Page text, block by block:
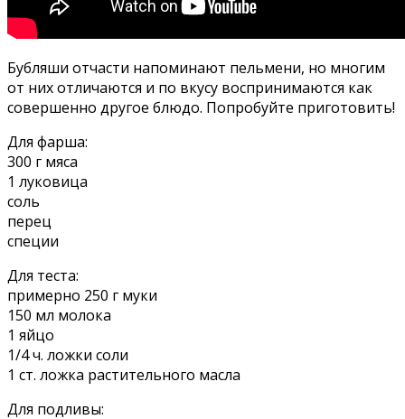
Бубляши отчасти напоминают пельмени, но многим
от них отличаются и по вкусу воспринимаются как
совершенно другое блюдо. Попробуйте приготовить!
Для фарша:
300 г мяса
1 луковица
соль
перец
специи
Для теста:
примерно 250 г муки
150 мл молока
1 яйцо
1/4 ч. ложки соли
1 ст. ложка растительного масла
Для подливы: